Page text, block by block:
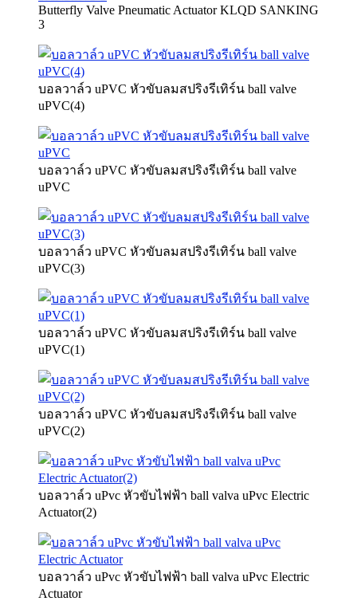
Butterfly Valve Pneumatic Actuator KLQD SANKING
3
บอลวาล์ว uPVC หัวขับลมสปริงรีเทิร์น ball valve
uPVC(4)
บอลวาล์ว uPVC หัวขับลมสปริงรีเทิร์น ball valve
uPVC
บอลวาล์ว uPVC หัวขับลมสปริงรีเทิร์น ball valve
uPVC(3)
บอลวาล์ว uPVC หัวขับลมสปริงรีเทิร์น ball valve
uPVC(1)
บอลวาล์ว uPVC หัวขับลมสปริงรีเทิร์น ball valve
uPVC(2)
บอลวาล์ว uPvc หัวขับไฟฟ้า ball valva uPvc Electric
Actuator(2)
บอลวาล์ว uPvc หัวขับไฟฟ้า ball valva uPvc Electric
Actuator